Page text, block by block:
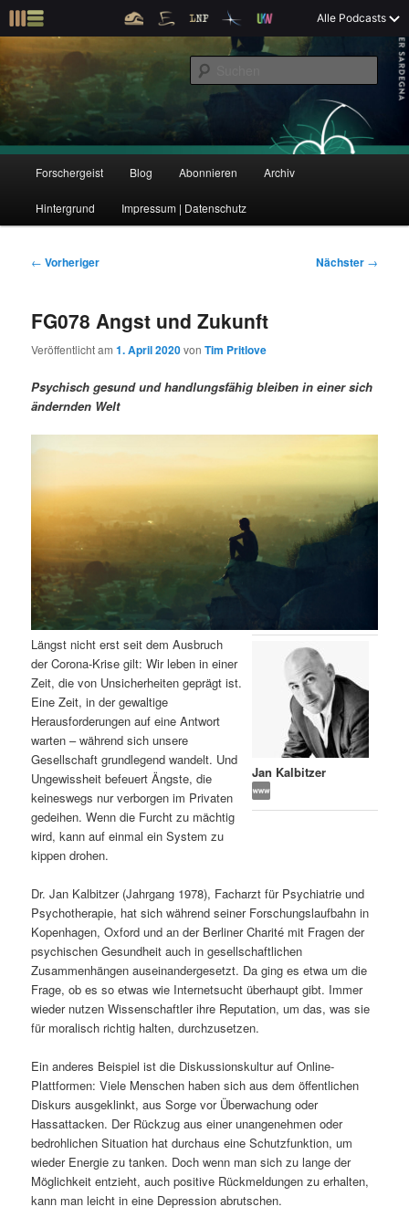
m
p
r
i
ä
Alle Podcasts
Forschergeist
Der Interview-Podcast zu Bildung und Forschung
u
e
p
Z
u
r
m
ä
r
n
I
n
h
a
l
t
s
r
i
n
g
e
Z
u
e
u
n
d
r
e
n
I
n
h
a
l
s
p
r
n
n
Forschergeist Blog Abonnieren Archiv
Hintergrund Impressum | Datenschutz
B
t
a
s
n
a
v
g
a
t
i
o
n
← Vorheriger Nächster →
FG078 Angst und Zukunft
Veröffentlicht am1. April 2020vonTim Pritlove
Psychisch gesund und handlungsfähig bleiben in einer sich
ändernden Welt
Jan Kalbitzer
Längst nicht erst seit dem Ausbruch
der Corona-Krise gilt: Wir leben in einer
Zeit, die von Unsicherheiten geprägt ist.
Eine Zeit, in der gewaltige
Herausforderungen auf eine Antwort
warten – während sich unsere
Gesellschaft grundlegend wandelt. Und
Ungewissheit befeuert Ängste, die
keineswegs nur verborgen im Privaten
gedeihen. Wenn die Furcht zu mächtig
wird, kann auf einmal ein System zu
kippen drohen.
Dr. Jan Kalbitzer (Jahrgang 1978), Facharzt für Psychiatrie und
Psychotherapie, hat sich während seiner Forschungslaufbahn in
Kopenhagen, Oxford und an der Berliner Charité mit Fragen der
psychischen Gesundheit auch in gesellschaftlichen
Zusammenhängen auseinandergesetzt. Da ging es etwa um die
Frage, ob es so etwas wie Internetsucht überhaupt gibt. Immer
wieder nutzen Wissenschaftler ihre Reputation, um das, was sie
für moralisch richtig halten, durchzusetzen.
Ein anderes Beispiel ist die Diskussionskultur auf Online-
Plattformen: Viele Menschen haben sich aus dem öffentlichen
Diskurs ausgeklinkt, aus Sorge vor Überwachung oder
Hassattacken. Der Rückzug aus einer unangenehmen oder
bedrohlichen Situation hat durchaus eine Schutzfunktion, um
wieder Energie zu tanken. Doch wenn man sich zu lange der
Möglichkeit entzieht, auch positive Rückmeldungen zu erhalten,
kann man leicht in eine Depression abrutschen.